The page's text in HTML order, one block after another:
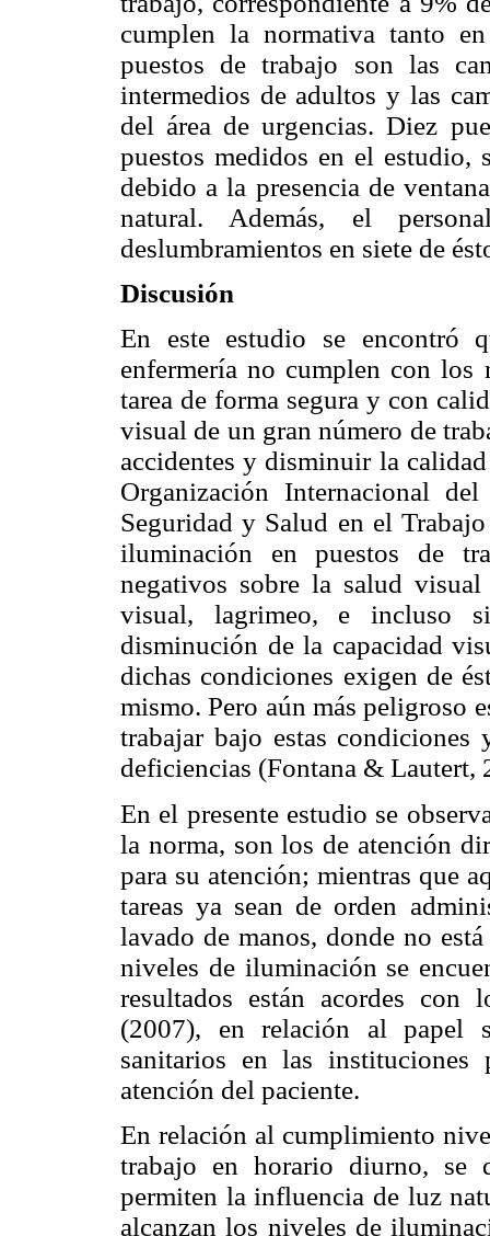
cumplen la normativa tanto
puestos de trabajo son las
intermedios de adultos y las
del área de urgencias. Diez
puestos medidos en el
debido a la presencia de
natural. Además, el
deslumbramientos en siete de
Discusión
En este estudio se encontró
enfermería no cumplen con
tarea de forma segura y con
visual de un gran número de
accidentes y disminuir la
Organización Internacional
Seguridad y Salud en el
iluminación en puestos de
negativos sobre la salud
visual, lagrimeo, e incluso
disminución de la capacidad
dichas condiciones exigen de
mismo. Pero aún más peligroso
trabajar bajo estas condiciones
deficiencias (Fontana & Lautert,
En el presente estudio se
la norma, son los de atención
para su atención; mientras que
tareas ya sean de orden
lavado de manos, donde no
niveles de iluminación se
resultados están acordes
(2007), en relación al papel
sanitarios en las
atención del paciente.
En relación al cumplimiento
trabajo en horario diurno, se
permiten la influencia de luz
alcanzan los niveles de